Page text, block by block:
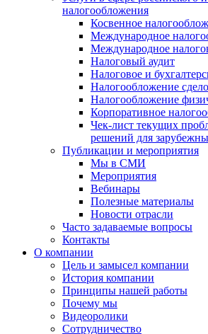
налогообложения
Косвенное
Международное
Международное
Налоговый аудит
Налоговое и
Налогообложение
Налогообложение
Корпоративное
Чек-лист текущих
решений для
Публикации и мероприятия
Мы в СМИ
Мероприятия
Вебинары
Полезные материалы
Новости отрасли
Часто задаваемые вопросы
Контакты
О компании
Цель и замысел компании
История компании
Принципы нашей работы
Почему мы
Видеоролики
Сотрудничество